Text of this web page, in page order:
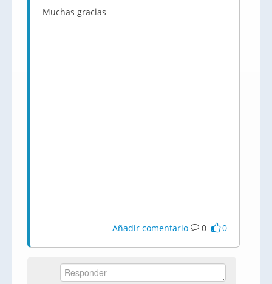
Muchas gracias
Añadir comentario 0 0